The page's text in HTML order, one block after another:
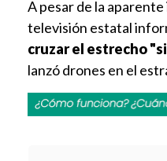
A pesar de la
televisión estatal
cruzar el estrecho
lanzó drones en el